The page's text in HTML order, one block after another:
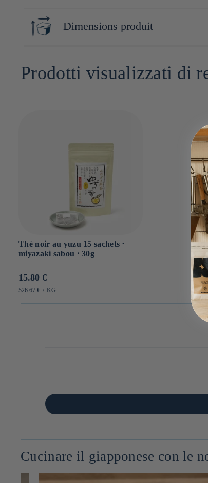
Miyazaki
Dimensions produit
Prodotti visualizzati di
Thé noir au yuzu 15 sachets ⋅
miyazaki sabou ⋅ 30g
Prix
habituel
15.80 €
PRIX
526.67 € / PAR
KG
Cucinare il giapponese con le